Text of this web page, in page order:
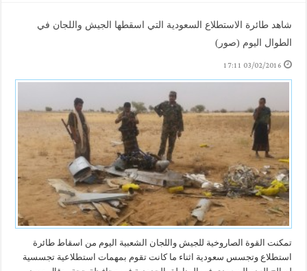
شاهد طائرة الاستطلاع السعودية التي اسقطها الجيش واللجان في
الطوال اليوم (صور)
03/02/2016 17:11
تمكنت القوة الصاروخية للجيش واللجان الشعبية اليوم من اسقاط طائرة
استطلاع وتجسس سعودية اثناء ما كانت تقوم بمهمات استطلاعية تجسسية